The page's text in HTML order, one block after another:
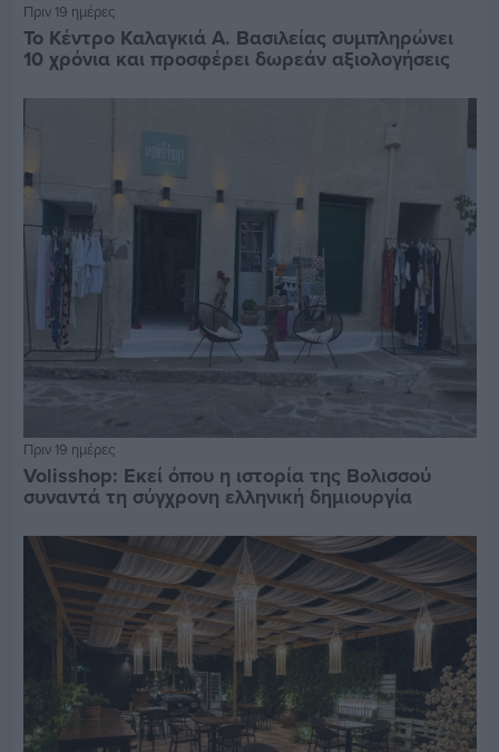
Πριν 19 ημέρες
Το Κέντρο Καλαγκιά Α. Βασιλείας συμπληρώνει
10 χρόνια και προσφέρει δωρεάν αξιολογήσεις
Πριν 19 ημέρες
Volisshop: Εκεί όπου η ιστορία της Βολισσού
συναντά τη σύγχρονη ελληνική δημιουργία